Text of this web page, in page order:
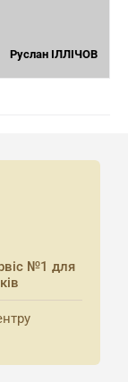
Руслан ІЛЛІЧОВ
№1 для